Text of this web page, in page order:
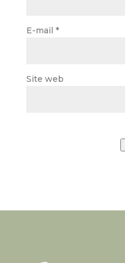
E-mail *
Site web